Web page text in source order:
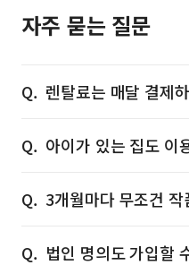
자주 묻는 질문
렌탈료는 매달 결제
아이가 있는 집도 이
3개월마다 무조건
법인 명의도 가입할